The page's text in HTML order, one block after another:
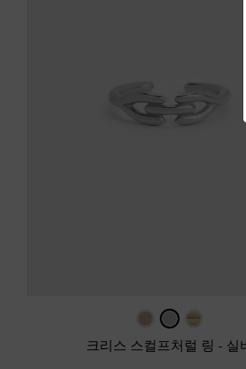
크리스 스컬프처럴 링 - 실